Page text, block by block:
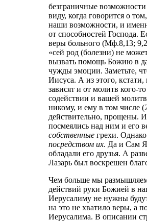
безграничные
виду, когда говорится о
наши возможности, и
от способностей Господа.
веры больного (Мф.8,13;
«сей род (болезни) не
вызвать помощь Божию в
чужды эмоции. Заметьте,
Иисуса. А из этого,
зависят и от молитв кого-
содействии и вашей
никому, и ему в том числе
действительно, прощены.
посмеялись над ним и его
собственные грехи.
посредством их. Да и Сам
обладали его друзья. А
Лазарь был воскрешен
Чем больше мы
действий руки Божией в
Иерусалиму не нужны
на это не хватило веры, а
Иерусалима. В описании